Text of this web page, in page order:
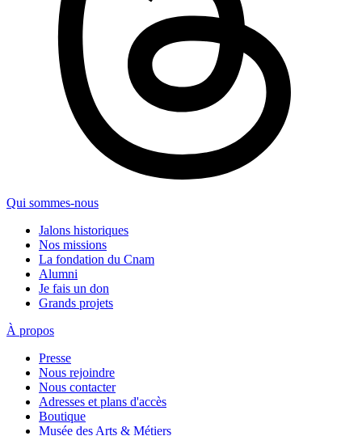
Qui sommes-nous
Jalons historiques
Nos missions
La fondation du Cnam
Alumni
Je fais un don
Grands projets
À propos
Presse
Nous rejoindre
Nous contacter
Adresses et plans d'accès
Boutique
Musée des Arts & Métiers